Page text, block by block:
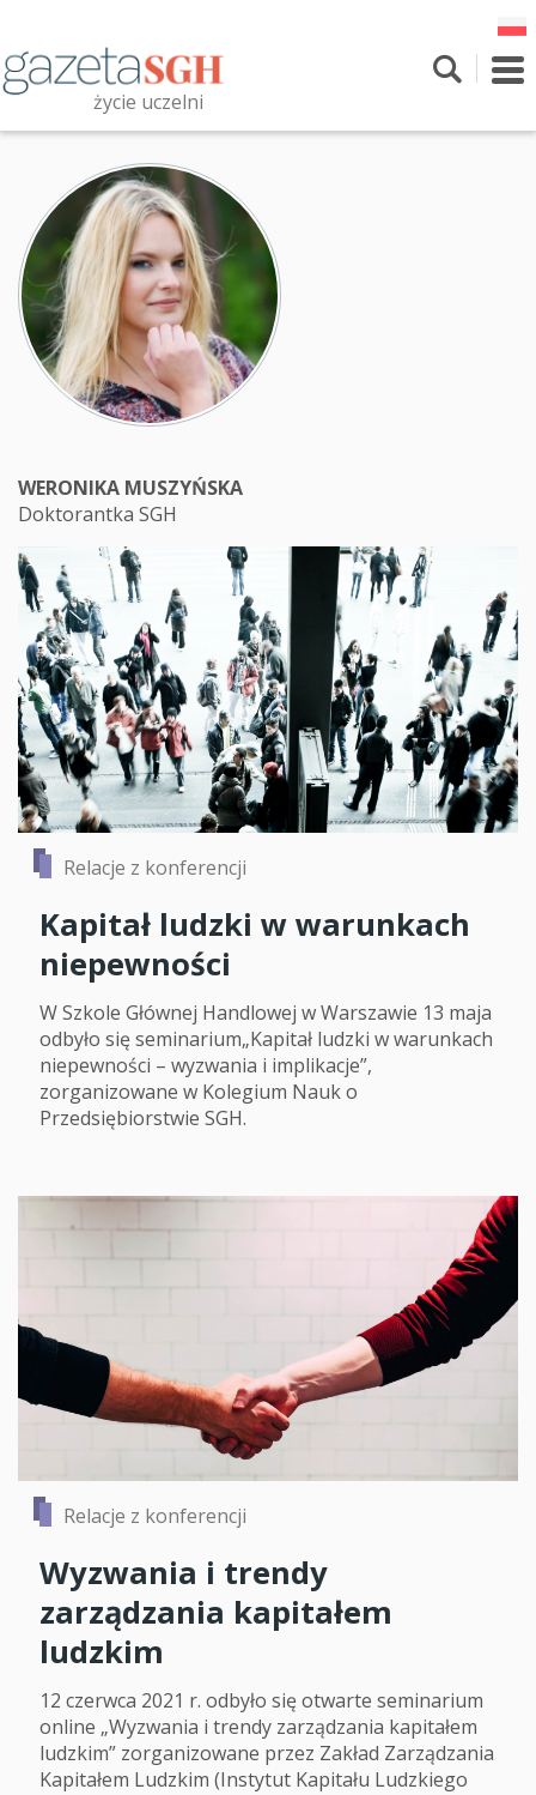
treści
życie uczelni
WERONIKA MUSZYŃSKA
Doktorantka SGH
Relacje z konferencji
Kapitał ludzki w warunkach
niepewności
W Szkole Głównej Handlowej w Warszawie 13 maja
odbyło się seminarium„Kapitał ludzki w warunkach
niepewności – wyzwania i implikacje”,
zorganizowane w Kolegium Nauk o
Przedsiębiorstwie SGH.
Relacje z konferencji
Wyzwania i trendy
zarządzania kapitałem
ludzkim
12 czerwca 2021 r. odbyło się otwarte seminarium
online „Wyzwania i trendy zarządzania kapitałem
ludzkim” zorganizowane przez Zakład Zarządzania
Kapitałem Ludzkim (Instytut Kapitału Ludzkiego